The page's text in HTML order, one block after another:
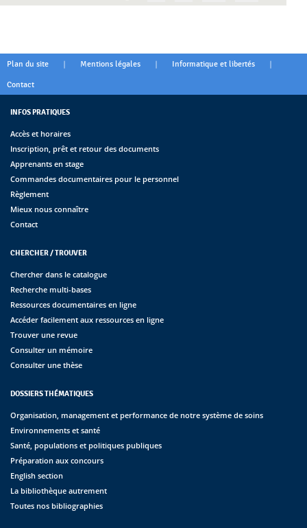
Plan du site | Mentions légales | Informatique et libertés |
Contact
INFOS PRATIQUES
Accès et horaires
Inscription, prêt et retour des documents
Apprenants en stage
Commandes documentaires pour le personnel
Règlement
Mieux nous connaître
Contact
CHERCHER / TROUVER
Chercher dans le catalogue
Recherche multi-bases
Ressources documentaires en ligne
Accéder facilement aux ressources en ligne
Trouver une revue
Consulter un mémoire
Consulter une thèse
DOSSIERS THÉMATIQUES
Organisation, management et performance de notre système de soins
Environnements et santé
Santé, populations et politiques publiques
Préparation aux concours
English section
La bibliothèque autrement
Toutes nos bibliographies